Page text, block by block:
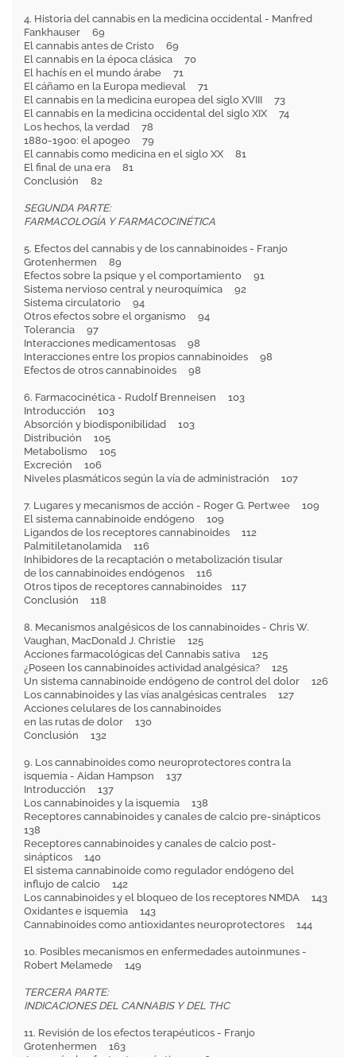
4. Historia del cannabis en la medicina occidental - Manfred
Fankhauser 69
El cannabis antes de Cristo 69
El cannabis en la época clásica 70
El hachís en el mundo árabe 71
El cáñamo en la Europa medieval 71
El cannabis en la medicina europea del siglo XVIII 73
El cannabis en la medicina occidental del siglo XIX 74
Los hechos, la verdad 78
1880-1900: el apogeo 79
El cannabis como medicina en el siglo XX 81
El final de una era 81
Conclusión 82
SEGUNDA PARTE:
FARMACOLOGÍA Y FARMACOCINÉTICA
5. Efectos del cannabis y de los cannabinoides - Franjo
Grotenhermen 89
Efectos sobre la psique y el comportamiento 91
Sistema nervioso central y neuroquímica 92
Sistema circulatorio 94
Otros efectos sobre el organismo 94
Tolerancia 97
Interacciones medicamentosas 98
Interacciones entre los propios cannabinoides 98
Efectos de otros cannabinoides 98
6. Farmacocinética - Rudolf Brenneisen 103
Introducción 103
Absorción y biodisponibilidad 103
Distribución 105
Metabolismo 105
Excreción 106
Niveles plasmáticos según la vía de administración 107
7. Lugares y mecanismos de acción - Roger G. Pertwee 109
El sistema cannabinoide endógeno 109
Ligandos de los receptores cannabinoides 112
Palmitiletanolamida 116
Inhibidores de la recaptación o metabolización tisular
de los cannabinoides endógenos 116
Otros tipos de receptores cannabinoides 117
Conclusión 118
8. Mecanismos analgésicos de los cannabinoides - Chris W.
Vaughan, MacDonald J. Christie 125
Acciones farmacológicas del Cannabis sativa 125
¿Poseen los cannabinoides actividad analgésica? 125
Un sistema cannabinoide endógeno de control del dolor 126
Los cannabinoides y las vías analgésicas centrales 127
Acciones celulares de los cannabinoides
en las rutas de dolor 130
Conclusión 132
9. Los cannabinoides como neuroprotectores contra la
isquemia - Aidan Hampson 137
Introducción 137
Los cannabinoides y la isquemia 138
Receptores cannabinoides y canales de calcio pre-sinápticos
138
Receptores cannabinoides y canales de calcio post-
sinápticos 140
El sistema cannabinoide como regulador endógeno del
influjo de calcio 142
Los cannabinoides y el bloqueo de los receptores NMDA 143
Oxidantes e isquemia 143
Cannabinoides como antioxidantes neuroprotectores 144
10. Posibles mecanismos en enfermedades autoinmunes -
Robert Melamede 149
TERCERA PARTE:
INDICACIONES DEL CANNABIS Y DEL THC
11. Revisión de los efectos terapéuticos - Franjo
Grotenhermen 163